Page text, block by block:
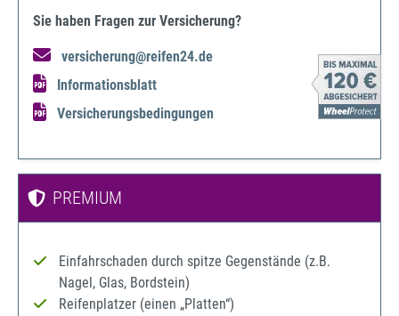
Sie haben Fragen zur Versicherung?
versicherung@reifen24.de
Informationsblatt
Versicherungsbedingungen
PREMIUM
Einfahrschaden durch spitze Gegenstände (z.B.
Nagel, Glas, Bordstein)
Reifenplatzer (einen „Platten“)